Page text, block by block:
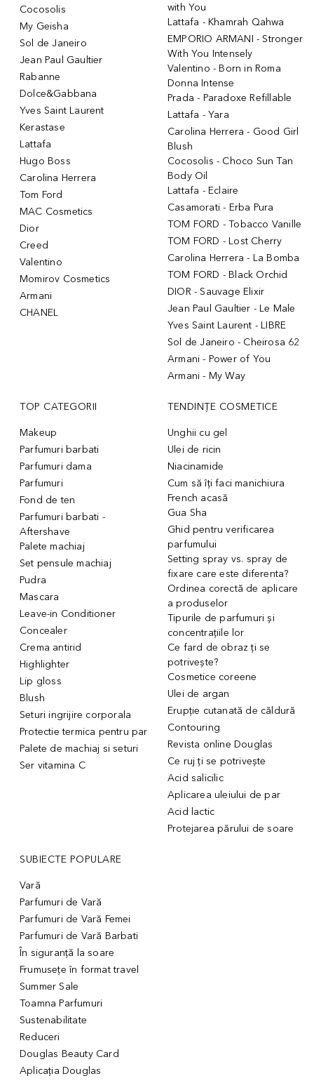
Cocosolis
My Geisha
Sol de Janeiro
Jean Paul Gaultier
Rabanne
Dolce&Gabbana
Yves Saint Laurent
Kerastase
Lattafa
Hugo Boss
Carolina Herrera
Tom Ford
MAC Cosmetics
Dior
Creed
Valentino
Momirov Cosmetics
Armani
CHANEL
with You
Lattafa - Khamrah Qahwa
EMPORIO ARMANI - Stronger
With You Intensely
Valentino - Born in Roma
Donna Intense
Prada - Paradoxe Refillable
Lattafa - Yara
Carolina Herrera - Good Girl
Blush
Cocosolis - Choco Sun Tan
Body Oil
Lattafa - Eclaire
Casamorati - Erba Pura
TOM FORD - Tobacco Vanille
TOM FORD - Lost Cherry
Carolina Herrera - La Bomba
TOM FORD - Black Orchid
DIOR - Sauvage Elixir
Jean Paul Gaultier - Le Male
Yves Saint Laurent - LIBRE
Sol de Janeiro - Cheirosa 62
Armani - Power of You
Armani - My Way
TOP CATEGORII
Makeup
Parfumuri barbati
Parfumuri dama
Parfumuri
Fond de ten
Parfumuri barbati -
Aftershave
Palete machiaj
Set pensule machiaj
Pudra
Mascara
Leave-in Conditioner
Concealer
Crema antirid
Highlighter
Lip gloss
Blush
Seturi ingrijire corporala
Protectie termica pentru par
Palete de machiaj si seturi
Ser vitamina C
TENDINȚE COSMETICE
Unghii cu gel
Ulei de ricin
Niacinamide
Cum să îți faci manichiura
French acasă
Gua Sha
Ghid pentru verificarea
parfumului
Setting spray vs. spray de
fixare care este diferenta?
Ordinea corectă de aplicare
a produselor
Tipurile de parfumuri și
concentrațiile lor
Ce fard de obraz ți se
potrivește?
Cosmetice coreene
Ulei de argan
Erupție cutanată de căldură
Contouring
Revista online Douglas
Ce ruj ți se potrivește
Acid salicilic
Aplicarea uleiului de par
Acid lactic
Protejarea părului de soare
SUBIECTE POPULARE
Vară
Parfumuri de Vară
Parfumuri de Vară Femei
Parfumuri de Vară Barbati
În siguranță la soare
Frumusețe în format travel
Summer Sale
Toamna Parfumuri
Sustenabilitate
Reduceri
Douglas Beauty Card
Aplicația Douglas